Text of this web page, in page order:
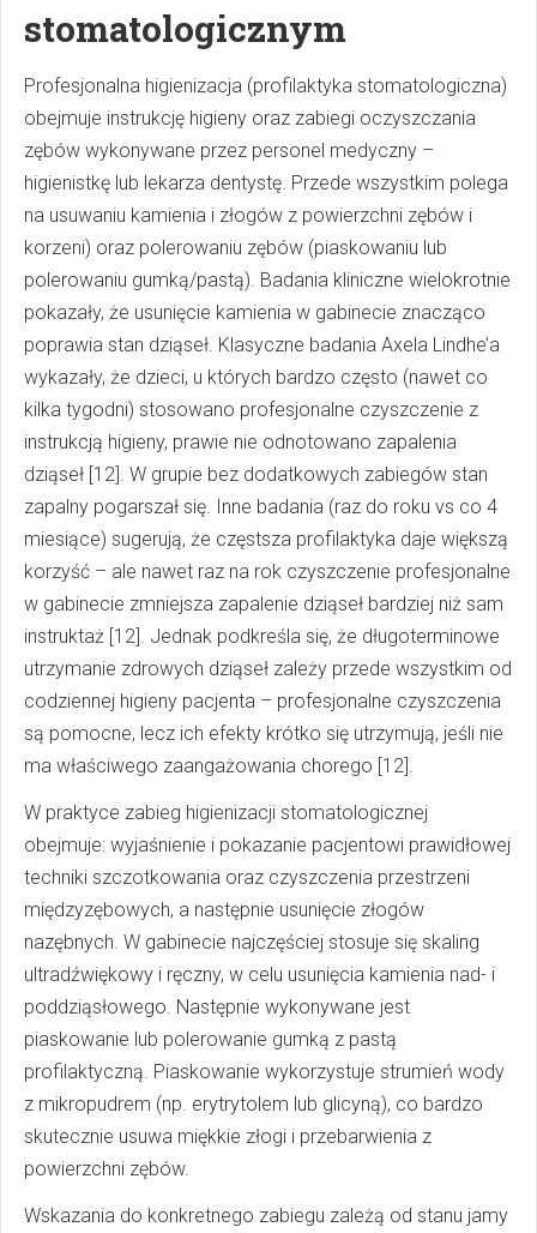
stomatologicznym
Profesjonalna higienizacja (profilaktyka stomatologiczna)
obejmuje instrukcję higieny oraz zabiegi oczyszczania
zębów wykonywane przez personel medyczny –
higienistkę lub lekarza dentystę. Przede wszystkim polega
na usuwaniu kamienia i złogów z powierzchni zębów i
korzeni) oraz polerowaniu zębów (piaskowaniu lub
polerowaniu gumką/pastą). Badania kliniczne wielokrotnie
pokazały, że usunięcie kamienia w gabinecie znacząco
poprawia stan dziąseł. Klasyczne badania Axela Lindhe’a
wykazały, że dzieci, u których bardzo często (nawet co
kilka tygodni) stosowano profesjonalne czyszczenie z
instrukcją higieny, prawie nie odnotowano zapalenia
dziąseł [12]. W grupie bez dodatkowych zabiegów stan
zapalny pogarszał się. Inne badania (raz do roku vs co 4
miesiące) sugerują, że częstsza profilaktyka daje większą
korzyść – ale nawet raz na rok czyszczenie profesjonalne
w gabinecie zmniejsza zapalenie dziąseł bardziej niż sam
instruktaż [12]. Jednak podkreśla się, że długoterminowe
utrzymanie zdrowych dziąseł zależy przede wszystkim od
codziennej higieny pacjenta – profesjonalne czyszczenia
są pomocne, lecz ich efekty krótko się utrzymują, jeśli nie
ma właściwego zaangażowania chorego [12].
W praktyce zabieg higienizacji stomatologicznej
obejmuje: wyjaśnienie i pokazanie pacjentowi prawidłowej
techniki szczotkowania oraz czyszczenia przestrzeni
międzyzębowych, a następnie usunięcie złogów
nazębnych. W gabinecie najczęściej stosuje się skaling
ultradźwiękowy i ręczny, w celu usunięcia kamienia nad- i
poddziąsłowego. Następnie wykonywane jest
piaskowanie lub polerowanie gumką z pastą
profilaktyczną. Piaskowanie wykorzystuje strumień wody
z mikropudrem (np. erytrytolem lub glicyną), co bardzo
skutecznie usuwa miękkie złogi i przebarwienia z
powierzchni zębów.
Wskazania do konkretnego zabiegu zależą od stanu jamy